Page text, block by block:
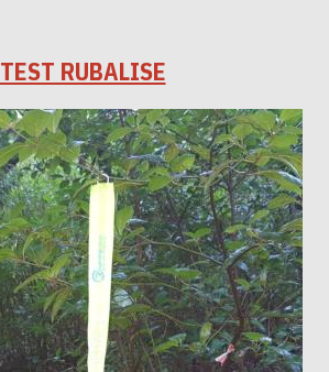
TEST RUBALISE